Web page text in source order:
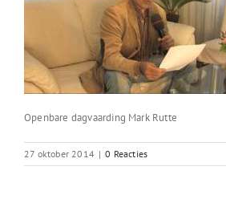
Openbare dagvaarding Mark Rutte
27 oktober 2014 | 0 Reacties